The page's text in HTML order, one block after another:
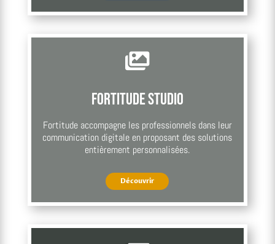

Fortitude Studio
Fortitude accompagne les professionnels dans leur
communication digitale en proposant des solutions
entièrement personnalisées.
Découvrir